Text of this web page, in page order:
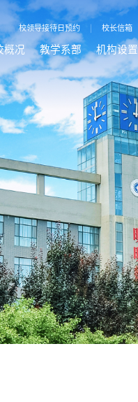
校领导接待日预约 校长信箱
概况 教学系部 机构设置